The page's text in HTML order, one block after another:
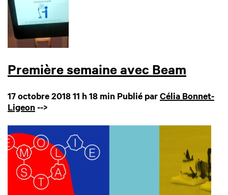
Première semaine avec Beam
17 octobre 2018 11 h 18 min Publié parCélia Bonnet-
Ligeon-->